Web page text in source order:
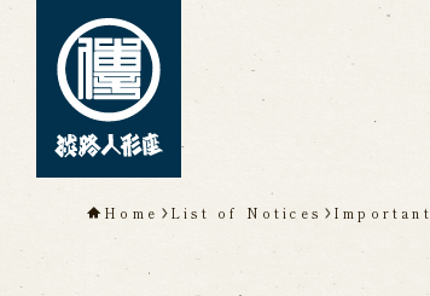
About Awaji
Home List of Notices Important